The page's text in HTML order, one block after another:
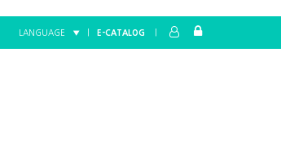
LANGUAGE ▼ E-CATALOG
Home LIFE